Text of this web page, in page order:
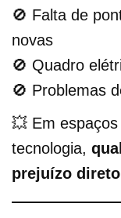
🚫 Falta de
novas
🚫 Quadro
🚫 Problemas
💥 Em
tecnologia,
prejuízo